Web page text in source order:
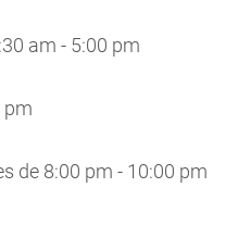
am - 5:00 pm
pm
de 8:00 pm - 10:00 pm